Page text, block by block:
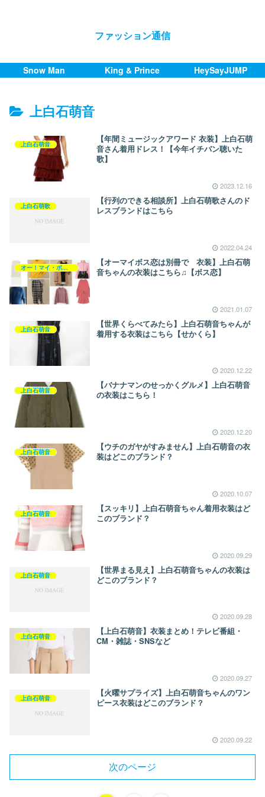
ファッション通信
Snow Man King & Prince HeySayJUMP
上白石萌音
上白石萌音
【年間ミュージックアワード 衣装】上白石萌
音さん着用ドレス！【今年イチバン聴いた
歌】
2023.12.16
上白石萌歌
【行列のできる相談所】上白石萌歌さんのド
レスブランドはこちら
2022.04.24
オー！マイ・ボス！恋は別冊で
【オーマイボス恋は別冊で 衣装】上白石萌
音ちゃんの衣装はこちら♫【ボス恋】
2021.01.07
上白石萌音
【世界くらべてみたら】上白石萌音ちゃんが
着用する衣装はこちら【せかくら】
2020.12.22
上白石萌音
【バナナマンのせっかくグルメ】上白石萌音
の衣装はこちら！
2020.12.20
上白石萌音
【ウチのガヤがすみません】上白石萌音の衣
装はどこのブランド？
2020.10.07
上白石萌音
【スッキリ】上白石萌音ちゃん着用衣装はど
このブランド？
2020.09.29
上白石萌音
【世界まる見え】上白石萌音ちゃんの衣装は
どこのブランド？
2020.09.28
上白石萌音
【上白石萌音】衣装まとめ！テレビ番組・
CM・雑誌・SNSなど
2020.09.27
上白石萌音
【火曜サプライズ】上白石萌音ちゃんのワン
ピース衣装はどこのブランド？
2020.09.22
次のページ